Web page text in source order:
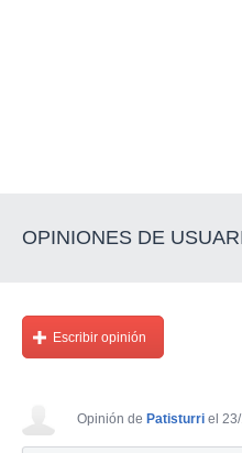
OPINIONES DE
Escribir opinión
Opinión de Patisturri el